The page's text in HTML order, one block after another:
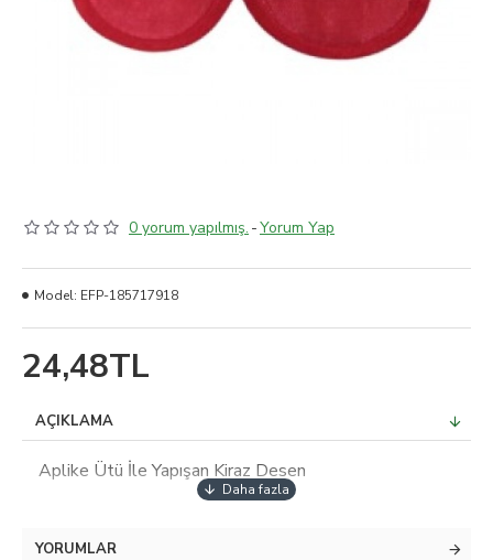
0 yorum yapılmış. -Yorum Yap
24,48TL
Model: EFP-185717918
AÇIKLAMA
Aplike Ütü İle Yapışan Kiraz Desen
YORUMLAR